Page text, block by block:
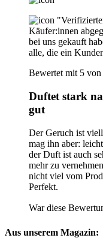
Käufer:innen
bei uns gekauft
alle, die ein
Bewertet mit 5 von
Duftet stark
gut
Der Geruch ist
mag ihn aber:
der Duft ist auch
mehr zu
nicht viel vom
Perfekt.
War diese
Aus unserem Magazin: